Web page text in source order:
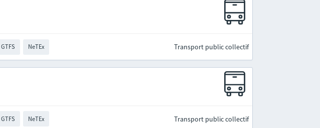
GTFS NeTEx Transport public collectif
GTFS NeTEx Transport public collectif